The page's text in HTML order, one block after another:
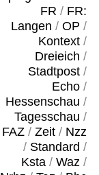
FR / FR:
Langen / OP /
Kontext/
Dreieich /
Stadtpost/
Echo/
Hessenschau /
Tagesschau /
FAZ/ Zeit/ Nzz
/ Standard /
Ksta/ Waz/